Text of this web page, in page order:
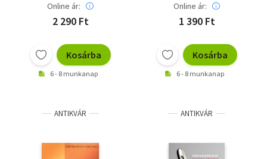
Online ár:
2 290 Ft
Kosárba
6 - 8 munkanap
Online ár:
1 390 Ft
Kosárba
6 - 8 munkanap
ANTIKVÁR ANTIKVÁR